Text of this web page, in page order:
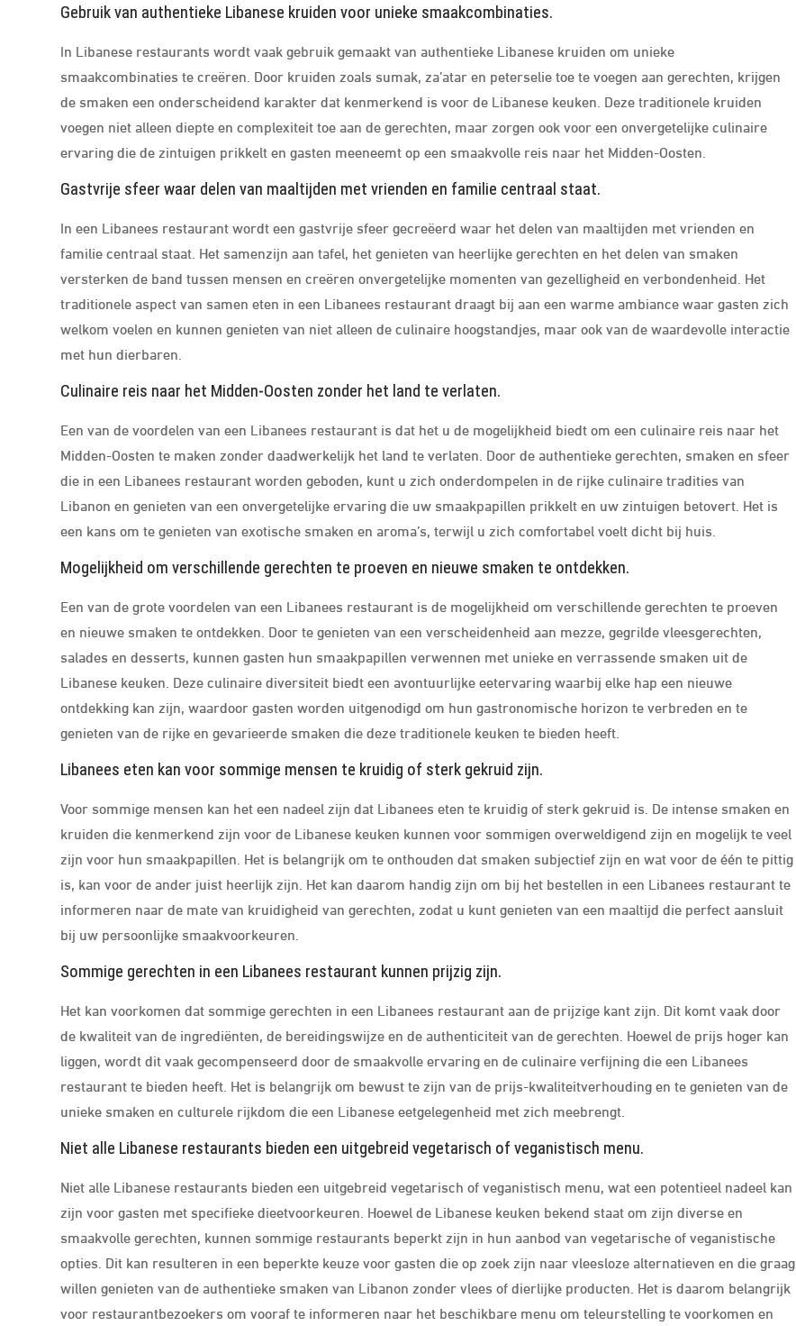
Gebruik van authentieke Libanese kruiden voor unieke smaakcombinaties.
In Libanese restaurants wordt vaak gebruik gemaakt van authentieke Libanese kruiden om unieke
smaakcombinaties te creëren. Door kruiden zoals sumak, za’atar en peterselie toe te voegen aan gerechten, krijgen
de smaken een onderscheidend karakter dat kenmerkend is voor de Libanese keuken. Deze traditionele kruiden
voegen niet alleen diepte en complexiteit toe aan de gerechten, maar zorgen ook voor een onvergetelijke culinaire
ervaring die de zintuigen prikkelt en gasten meeneemt op een smaakvolle reis naar het Midden-Oosten.
Gastvrije sfeer waar delen van maaltijden met vrienden en familie centraal staat.
In een Libanees restaurant wordt een gastvrije sfeer gecreëerd waar het delen van maaltijden met vrienden en
familie centraal staat. Het samenzijn aan tafel, het genieten van heerlijke gerechten en het delen van smaken
versterken de band tussen mensen en creëren onvergetelijke momenten van gezelligheid en verbondenheid. Het
traditionele aspect van samen eten in een Libanees restaurant draagt bij aan een warme ambiance waar gasten zich
welkom voelen en kunnen genieten van niet alleen de culinaire hoogstandjes, maar ook van de waardevolle interactie
met hun dierbaren.
Culinaire reis naar het Midden-Oosten zonder het land te verlaten.
Een van de voordelen van een Libanees restaurant is dat het u de mogelijkheid biedt om een culinaire reis naar het
Midden-Oosten te maken zonder daadwerkelijk het land te verlaten. Door de authentieke gerechten, smaken en sfeer
die in een Libanees restaurant worden geboden, kunt u zich onderdompelen in de rijke culinaire tradities van
Libanon en genieten van een onvergetelijke ervaring die uw smaakpapillen prikkelt en uw zintuigen betovert. Het is
een kans om te genieten van exotische smaken en aroma’s, terwijl u zich comfortabel voelt dicht bij huis.
Mogelijkheid om verschillende gerechten te proeven en nieuwe smaken te ontdekken.
Een van de grote voordelen van een Libanees restaurant is de mogelijkheid om verschillende gerechten te proeven
en nieuwe smaken te ontdekken. Door te genieten van een verscheidenheid aan mezze, gegrilde vleesgerechten,
salades en desserts, kunnen gasten hun smaakpapillen verwennen met unieke en verrassende smaken uit de
Libanese keuken. Deze culinaire diversiteit biedt een avontuurlijke eetervaring waarbij elke hap een nieuwe
ontdekking kan zijn, waardoor gasten worden uitgenodigd om hun gastronomische horizon te verbreden en te
genieten van de rijke en gevarieerde smaken die deze traditionele keuken te bieden heeft.
Libanees eten kan voor sommige mensen te kruidig of sterk gekruid zijn.
Voor sommige mensen kan het een nadeel zijn dat Libanees eten te kruidig of sterk gekruid is. De intense smaken en
kruiden die kenmerkend zijn voor de Libanese keuken kunnen voor sommigen overweldigend zijn en mogelijk te veel
zijn voor hun smaakpapillen. Het is belangrijk om te onthouden dat smaken subjectief zijn en wat voor de één te pittig
is, kan voor de ander juist heerlijk zijn. Het kan daarom handig zijn om bij het bestellen in een Libanees restaurant te
informeren naar de mate van kruidigheid van gerechten, zodat u kunt genieten van een maaltijd die perfect aansluit
bij uw persoonlijke smaakvoorkeuren.
Sommige gerechten in een Libanees restaurant kunnen prijzig zijn.
Het kan voorkomen dat sommige gerechten in een Libanees restaurant aan de prijzige kant zijn. Dit komt vaak door
de kwaliteit van de ingrediënten, de bereidingswijze en de authenticiteit van de gerechten. Hoewel de prijs hoger kan
liggen, wordt dit vaak gecompenseerd door de smaakvolle ervaring en de culinaire verfijning die een Libanees
restaurant te bieden heeft. Het is belangrijk om bewust te zijn van de prijs-kwaliteitverhouding en te genieten van de
unieke smaken en culturele rijkdom die een Libanese eetgelegenheid met zich meebrengt.
Niet alle Libanese restaurants bieden een uitgebreid vegetarisch of veganistisch menu.
Niet alle Libanese restaurants bieden een uitgebreid vegetarisch of veganistisch menu, wat een potentieel nadeel kan
zijn voor gasten met specifieke dieetvoorkeuren. Hoewel de Libanese keuken bekend staat om zijn diverse en
smaakvolle gerechten, kunnen sommige restaurants beperkt zijn in hun aanbod van vegetarische of veganistische
opties. Dit kan resulteren in een beperkte keuze voor gasten die op zoek zijn naar vleesloze alternatieven en die graag
willen genieten van de authentieke smaken van Libanon zonder vlees of dierlijke producten. Het is daarom belangrijk
voor restaurantbezoekers om vooraf te informeren naar het beschikbare menu om teleurstelling te voorkomen en